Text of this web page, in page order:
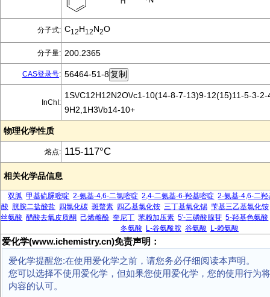
分子式: C12H12N2O
分子量: 200.2365
CAS登录号: 56464-51-8
InChI:
1S\/C12H12N2O\/c1-10(14-8-7-13)9-12(15)11-5-3-
9H2,1H3\/b14-10+
物理化学性质
熔点: 115-117°C
相关化学品信息
双胍 甲基硫脲嘧啶 2-氨基-4,6-二氯嘧啶 2,4-二氨基-6-羟基嘧啶 2-氨基-4,6-二
酸 胱胺二盐酸盐 四氯化碳 斑蝥素 四乙基氯化铵 三丁基氧化锡 苄基三乙基氯化铵
丝氨酸 醋酸去氧皮质酮 己烯雌酚 奎尼丁 苯赖加压素 5'-三磷酸腺苷 5-羟基色氨酸
冬氨酸
L-谷氨酰胺 谷氨酸 L-赖氨酸
爱化学(www.ichemistry.cn)免责声明：
爱化学提醒您:在使用爱化学之前，请您务必仔细阅读本声明。
您可以选择不使用爱化学，但如果您使用爱化学，您的使用行为
内容的认可。